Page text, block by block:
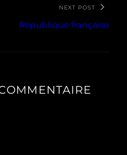
NEXT POST
République française